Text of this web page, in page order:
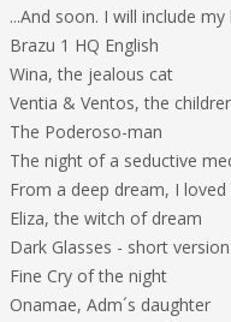
...And soon. I will include
Brazu 1 HQ English
Wina, the jealous cat
Ventia & Ventos, the
The Poderoso-man
The night of a seductive
From a deep dream, I loved
Eliza, the witch of dream
Dark Glasses - short version
Fine Cry of the night
Onamae, Adm´s daughter